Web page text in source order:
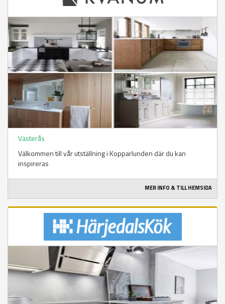
Västerås
Välkommen till vår utställning i Kopparlunden där du kan
inspireras
MER INFO & TILL HEMSIDA